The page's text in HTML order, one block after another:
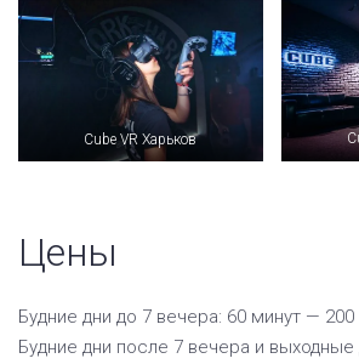
Cube VR Харьков
Цены
Будние дни до 7 вечера: 60 минут —
Будние дни после 7 вечера и